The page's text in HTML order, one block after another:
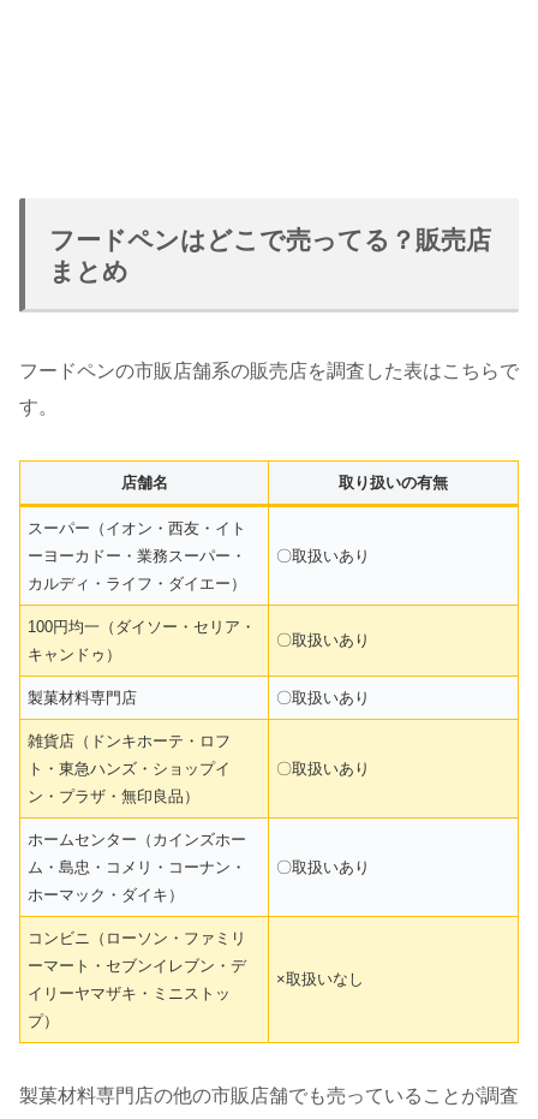
フードペンはどこで売ってる？販売店
まとめ
フードペンの市販店舗系の販売店を調査した表はこちらで
す。
店舗名 取り扱いの有無
スーパー（イオン・西友・イト
ーヨーカドー・業務スーパー・
カルディ・ライフ・ダイエー）
〇取扱いあり
100円均一（ダイソー・セリア・
キャンドゥ）
〇取扱いあり
製菓材料専門店 〇取扱いあり
雑貨店（ドンキホーテ・ロフ
ト・東急ハンズ・ショップイ
ン・プラザ・無印良品）
〇取扱いあり
ホームセンター（カインズホー
ム・島忠・コメリ・コーナン・
ホーマック・ダイキ）
〇取扱いあり
コンビニ（ローソン・ファミリ
ーマート・セブンイレブン・デ
イリーヤマザキ・ミニストッ
プ）
×取扱いなし
製菓材料専門店の他の市販店舗でも売っていることが調査